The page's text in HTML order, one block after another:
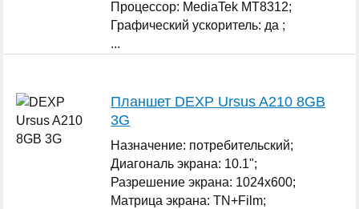
Процессор: MediaTek MT8312;
Графический ускоритель: да ;
...
Планшет DEXP Ursus A210 8GB
3G
Назначение: потребительский;
Диагональ экрана: 10.1";
Разрешение экрана: 1024x600;
Матрица экрана: TN+Film;